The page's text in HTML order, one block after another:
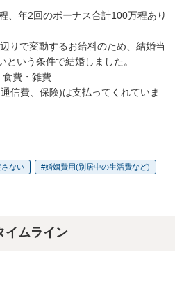
、年2回のボーナス合計100万程あり
りで変動するお給料のため、結婚当
いう条件で結婚しました。
費・雑費
信費、保険)は支払ってくれていま
ない 婚姻費用(別居中の生活費など)
イムライン